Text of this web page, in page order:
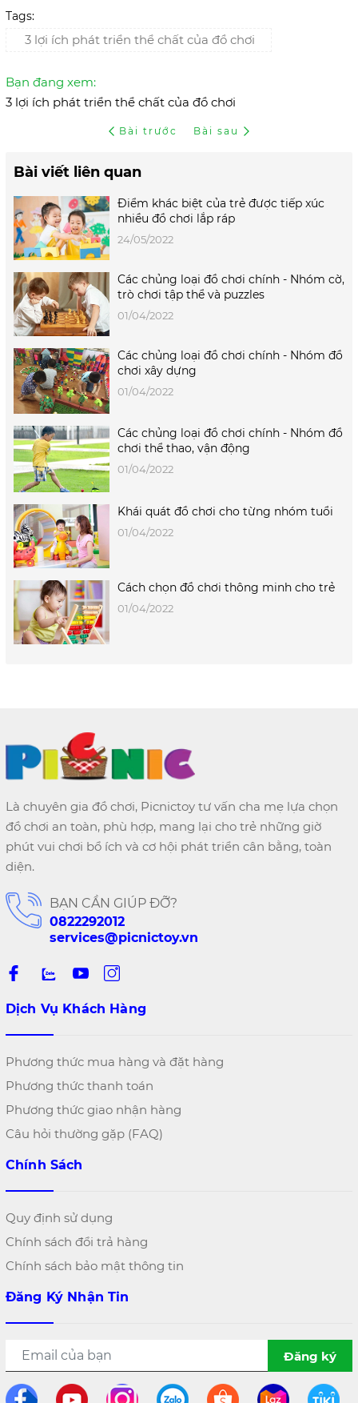
Tags:
3 lợi ích phát triển thể chất của đồ chơi
Bạn đang xem:
3 lợi ích phát triển thể chất của đồ chơi
Bài trước Bài sau
Bài viết liên quan
Điểm khác biệt của trẻ được tiếp xúc
nhiều đồ chơi lắp ráp
24/05/2022
Các chủng loại đồ chơi chính - Nhóm cờ,
trò chơi tập thể và puzzles
01/04/2022
Các chủng loại đồ chơi chính - Nhóm đồ
chơi xây dựng
01/04/2022
Các chủng loại đồ chơi chính - Nhóm đồ
chơi thể thao, vận động
01/04/2022
Khái quát đồ chơi cho từng nhóm tuổi
01/04/2022
Cách chọn đồ chơi thông minh cho trẻ
01/04/2022
Là chuyên gia đồ chơi, Picnictoy tư vấn cha mẹ lựa chọn
đồ chơi an toàn, phù hợp, mang lại cho trẻ những giờ
phút vui chơi bổ ích và cơ hội phát triển cân bằng, toàn
diện.
BẠN CẦN GIÚP ĐỠ?
0822292012
services@picnictoy.vn
Dịch Vụ Khách Hàng
Phương thức mua hàng và đặt hàng
Phương thức thanh toán
Phương thức giao nhận hàng
Câu hỏi thường gặp (FAQ)
Chính Sách
Quy định sử dụng
Chính sách đổi trả hàng
Chính sách bảo mật thông tin
Đăng Ký Nhận Tin
Đăng ký